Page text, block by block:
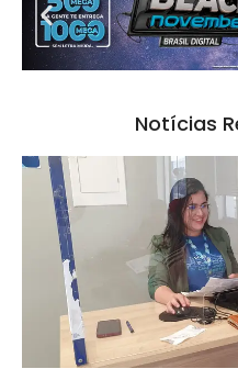
Notícias